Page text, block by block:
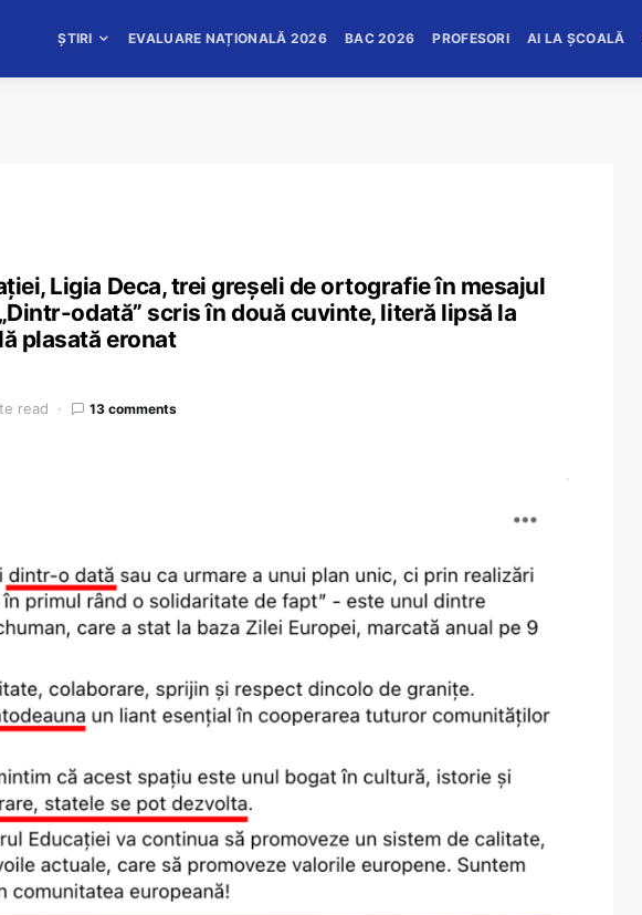
ȘTIRI EVALUARE NAȚIONALĂ 2026 BAC 2026 PROFESORI AI LA ȘCOALĂ
Ligia Deca, trei greșeli de ortografie în mesajul
odată” scris în două cuvinte, literă lipsă la
plasată eronat
read 13 comments